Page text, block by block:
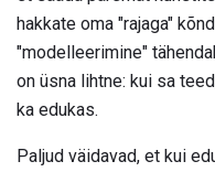
hakkate oma "rajaga"
"modelleerimine"
on üsna lihtne: kui sa
ka edukas.
Paljud väidavad, et kui